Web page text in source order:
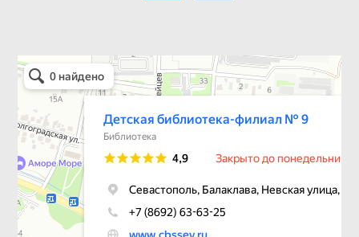
Детская библиотека-филиал № 9
Библиотека в Севастополе